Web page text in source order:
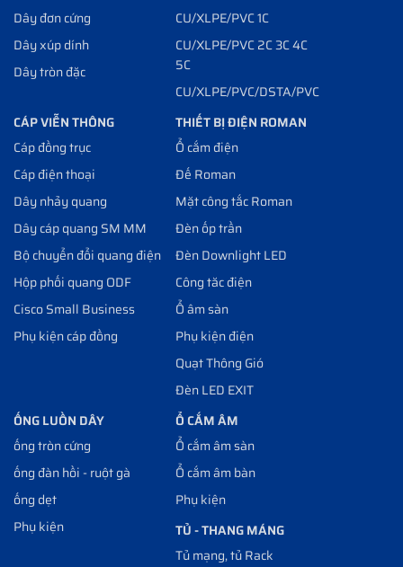
Dây đơn cứng
Dây xúp dính
Dây tròn đặc
CU/XLPE/PVC 1C
CU/XLPE/PVC 2C 3C 4C
5C
CU/XLPE/PVC/DSTA/PVC
CÁP VIỄN THÔNG
Cáp đồng trục
Cáp điện thoại
Dây nhảy quang
Dây cáp quang SM MM
Bộ chuyển đổi quang điện
Hộp phối quang ODF
Cisco Small Business
Phụ kiện cáp đồng
THIẾT BỊ ĐIỆN ROMAN
Ổ cắm điện
Đế Roman
Mặt công tắc Roman
Đèn ốp trần
Đèn Downlight LED
Công tăc điện
Ổ âm sàn
Phụ kiện điện
Quạt Thông Gió
Đèn LED EXIT
ỐNG LUỒN DÂY
ống tròn cứng
ống đàn hồi - ruột gà
ống dẹt
Phụ kiện
Ổ CẮM ÂM
Ổ cắm âm sàn
Ổ cắm âm bàn
Phụ kiện
TỦ - THANG MÁNG
Tủ mạng, tủ Rack